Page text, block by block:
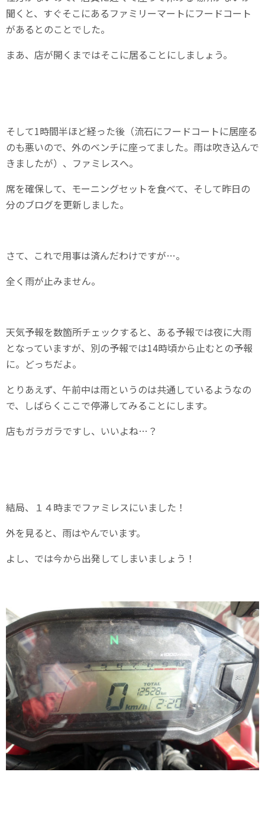
聞くと、すぐそこにあるファミリーマートにフードコート
があるとのことでした。
まあ、店が開くまではそこに居ることにしましょう。
そして1時間半ほど経った後（流石にフードコートに居座る
のも悪いので、外のベンチに座ってました。雨は吹き込んで
きましたが）、ファミレスへ。
席を確保して、モーニングセットを食べて、そして昨日の
分のブログを更新しました。
さて、これで用事は済んだわけですが…。
全く雨が止みません。
天気予報を数箇所チェックすると、ある予報では夜に大雨
となっていますが、別の予報では14時頃から止むとの予報
に。どっちだよ。
とりあえず、午前中は雨というのは共通しているようなの
で、しばらくここで停滞してみることにします。
店もガラガラですし、いいよね…？
結局、１４時までファミレスにいました！
外を見ると、雨はやんでいます。
よし、では今から出発してしまいましょう！